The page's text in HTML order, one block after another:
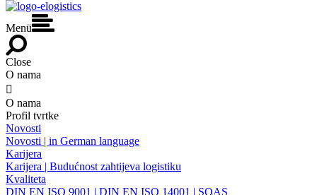
Menü
Close
O nama

O nama
Profil tvrtke
Novosti
Novosti | in German language
Karijera
Karijera | Budućnost zahtijeva logistiku
Kvaliteta
DIN EN ISO 9001 | DIN EN ISO 14001 | SQAS